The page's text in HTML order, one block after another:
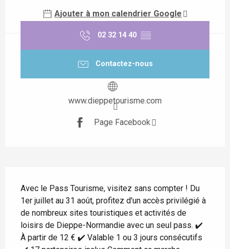
Ajouter à mon calendrier Google
02 32 14 40 ▒▒
Contactez-nous
www.dieppetourisme.com
Page Facebook
Avec le Pass Tourisme, visitez sans compter ! Du
1er juillet au 31 août, profitez d'un accès privilégié à
de nombreux sites touristiques et activités de
loisirs de Dieppe-Normandie avec un seul pass. ✔️
À partir de 12 € ✔️ Valable 1 ou 3 jours consécutifs